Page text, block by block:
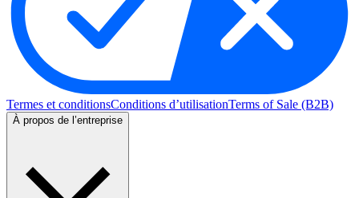
Termes et conditionsConditions d’utilisationTerms of Sale (B2B)
À propos de l’entreprise